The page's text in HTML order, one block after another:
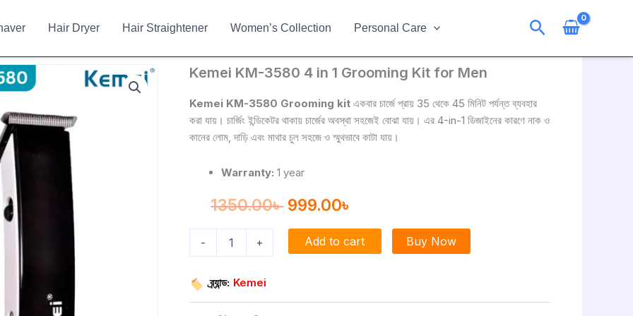
Hair Dryer Hair Straightener Women’s Collection Personal Care Search
Kemei KM-3580 4 in 1 Grooming Kit for Men
Kemei KM-3580 Grooming kit একবার চার্জে প্রায় 35 থেকে 45 মিনিট পর্যন্ত ব্যবহার
করা যায়। চার্জিং ইন্ডিকেটর থাকায় চার্জের অবস্থা সহজেই বোঝা যায়। এর 4-in-1 ডিজাইনের কারণে নাক ও
কানের লোম, দাড়ি এবং মাথার চুল সহজে ও স্মুথভাবে কাটা যায়।
Warranty: 1 year
1350.00৳
Original
price
was:
999.00৳
Current
price
is:
-
Kemei
3580
in
1
quantity
+ Add to cart Buy Now
ব্র্যান্ড: Kemei